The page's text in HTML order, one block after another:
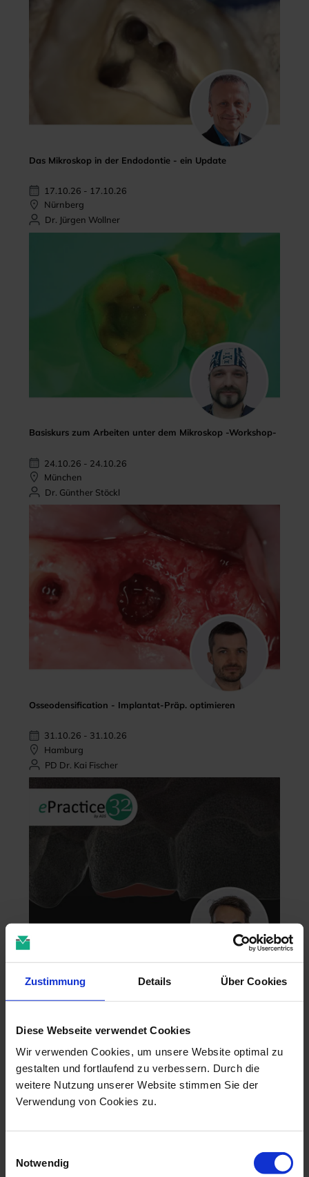
Zustimmung Details Über Cookies
Diese Webseite verwendet Cookies
Wir verwenden Cookies, um unsere Website optimal zu
gestalten und fortlaufend zu verbessern. Durch die
weitere Nutzung unserer Website stimmen Sie der
Verwendung von Cookies zu.
Notwendig
Das Mikroskop in der Endodontie - ein Update
17.10.26 - 17.10.26
Nürnberg
Dr. Jürgen Wollner
Basiskurs zum Arbeiten unter dem Mikroskop -Workshop-
24.10.26 - 24.10.26
München
Dr. Günther Stöckl
Osseodensification - Implantat-Präp. optimieren
31.10.26 - 31.10.26
Hamburg
PD Dr. Kai Fischer
Zahntechnik im 4D-Zeitalter
Dr. Christian Leonhardt